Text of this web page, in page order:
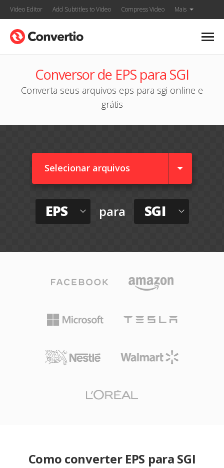
Video Editor Add Subtitles to Video Compress Video Mais
Conversor de EPS para SGI
Converta seus arquivos eps para sgi online e
grátis
Selecionar arquivos
EPS para SGI
Como converter EPS para SGI